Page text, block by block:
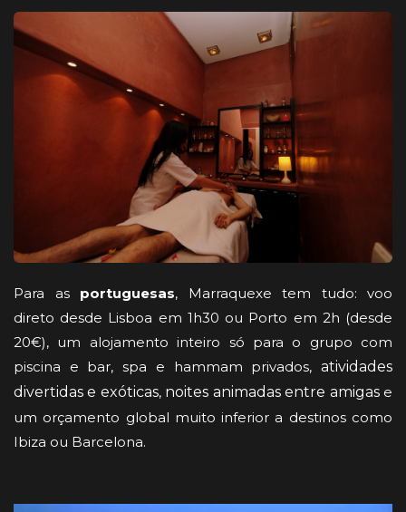
Para as portuguesas, Marraquexe tem tudo: voo
direto desde Lisboa em 1h30 ou Porto em 2h (desde
20€), um alojamento inteiro só para o grupo com
piscina e bar, spa e hammam privados, atividades
divertidas e exóticas, noites animadas entre amigase
um orçamento global muito inferior a destinos como
Ibiza ou Barcelona.